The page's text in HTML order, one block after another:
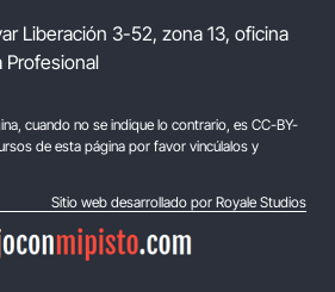
Liberación 3-52, zona 13, oficina
Profesional
cuando no se indique lo contrario, es CC-BY-
de esta página por favor vincúlalos y
Sitio web desarrollado por Royale Studios